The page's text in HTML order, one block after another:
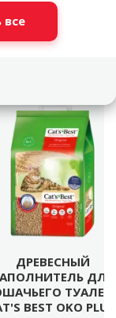
ДРЕВЕСНЫЙ
ДЛЯ
BEST OKO